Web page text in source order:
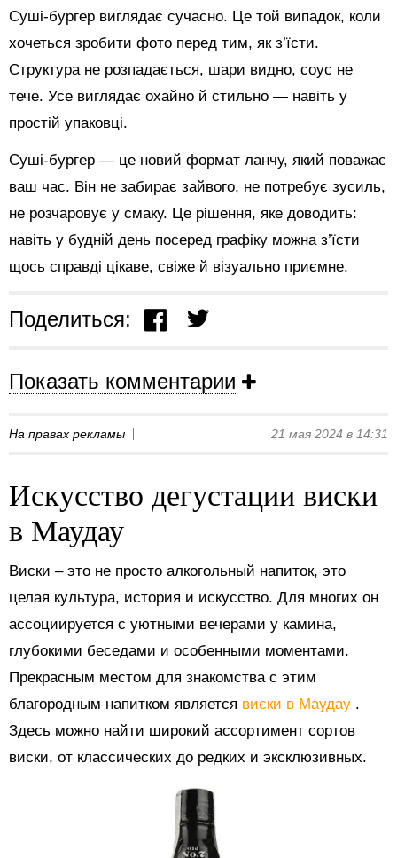
Суші-бургер виглядає сучасно. Це той випадок, коли
хочеться зробити фото перед тим, як з’їсти.
Структура не розпадається, шари видно, соус не
тече. Усе виглядає охайно й стильно — навіть у
простій упаковці.
Суші-бургер — це новий формат ланчу, який поважає
ваш час. Він не забирає зайвого, не потребує зусиль,
не розчаровує у смаку. Це рішення, яке доводить:
навіть у будній день посеред графіку можна з’їсти
щось справді цікаве, свіже й візуально приємне.
Поделиться:
Показать комментарии
На правах рекламы 21 мая 2024 в 14:31
Искусство дегустации виски
в Маудау
Виски – это не просто алкогольный напиток, это
целая культура, история и искусство. Для многих он
ассоциируется с уютными вечерами у камина,
глубокими беседами и особенными моментами.
Прекрасным местом для знакомства с этим
благородным напитком является виски в Маудау .
Здесь можно найти широкий ассортимент сортов
виски, от классических до редких и эксклюзивных.